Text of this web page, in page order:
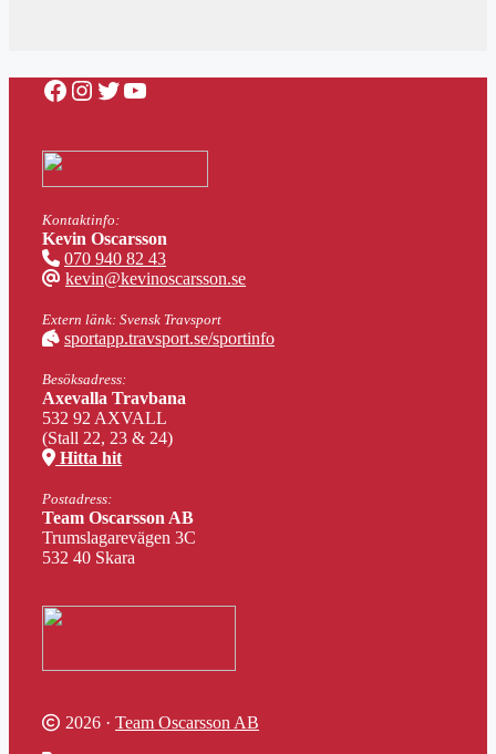
Facebook
Instagram
Twitter
YouTube
Kontaktinfo:
Kevin Oscarsson
070 940 82 43
kevin@kevinoscarsson.se
Extern länk: Svensk Travsport
sportapp.travsport.se/sportinfo
Besöksadress:
Axevalla Travbana
532 92 AXVALL
(Stall 22, 23 & 24)
Hitta hit
Postadress:
Team Oscarsson AB
Trumslagarevägen 3C
532 40 Skara
2026 · Team Oscarsson AB